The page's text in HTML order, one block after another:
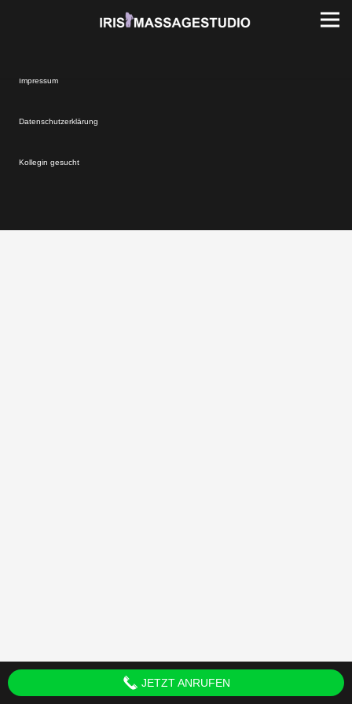
Impressum
Datenschutzerklärung
Kollegin gesucht
JETZT ANRUFEN